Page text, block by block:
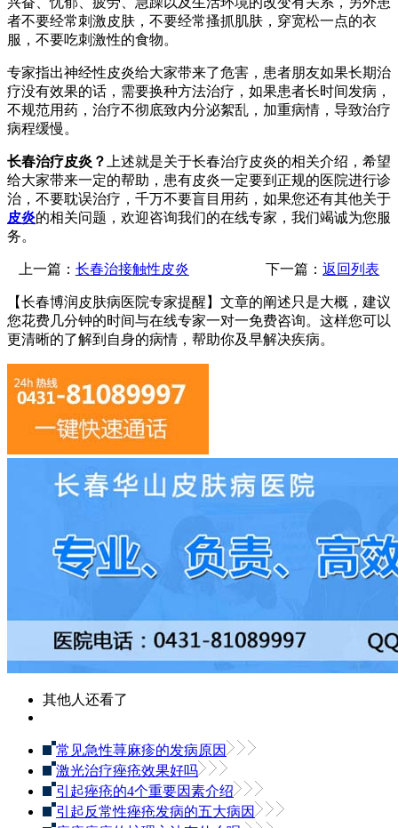
者不要经常刺激皮肤，不要经常搔抓肌肤，穿宽松一点的衣
服，不要吃刺激性的食物。
专家指出神经性皮炎给大家带来了危害，患者朋友如果长期治
疗没有效果的话，需要换种方法治疗，如果患者长时间发病，
不规范用药，治疗不彻底致内分泌絮乱，加重病情，导致治疗
病程缓慢。
长春治疗皮炎？上述就是关于长春治疗皮炎的相关介绍，希望
给大家带来一定的帮助，患有皮炎一定要到正规的医院进行诊
治，不要耽误治疗，千万不要盲目用药，如果您还有其他关于
皮炎的相关问题，欢迎咨询我们的在线专家，我们竭诚为您服
务。
上一篇： 长春治接触性皮炎 下一篇：返回列表
【长春博润皮肤病医院专家提醒】 文章的阐述只是大概，建议
您花费几分钟的时间与在线专家一对一免费咨询。这样您可以
更清晰的了解到自身的病情，帮助你及早解决疾病。
其他人还看了
常见急性荨麻疹的发病原因
激光治疗痤疮效果好吗
引起痤疮的4个重要因素介绍
引起反常性痤疮发病的五大病因